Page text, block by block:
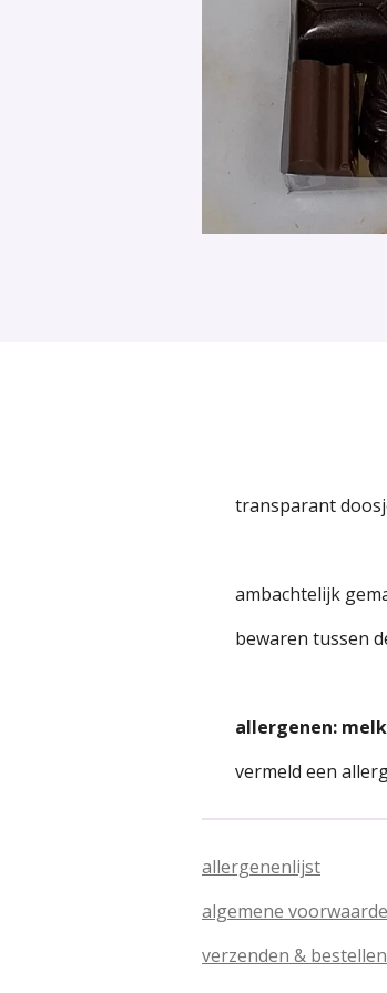
transparant
ambachtelijk
bewaren tussen
allergenen:
vermeld een
allergenenlijst
algemene
verzenden & bestellen